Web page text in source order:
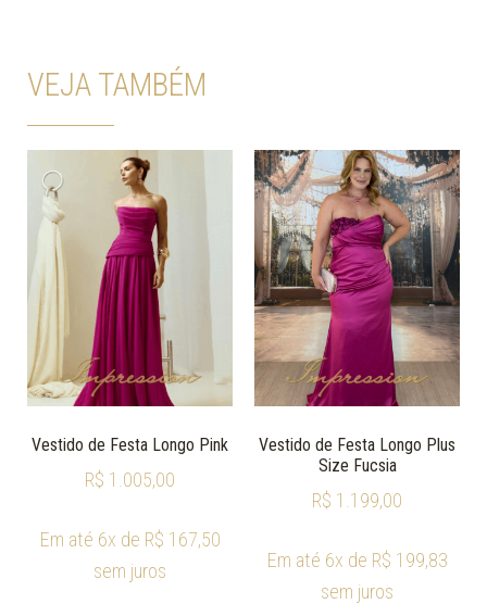
VEJA TAMBÉM
Vestido de Festa Longo Pink
R$ 1.005,00
Em até 6x de R$ 167,50
sem juros
Vestido de Festa Longo Plus
Size Fucsia
R$ 1.199,00
Em até 6x de R$ 199,83
sem juros